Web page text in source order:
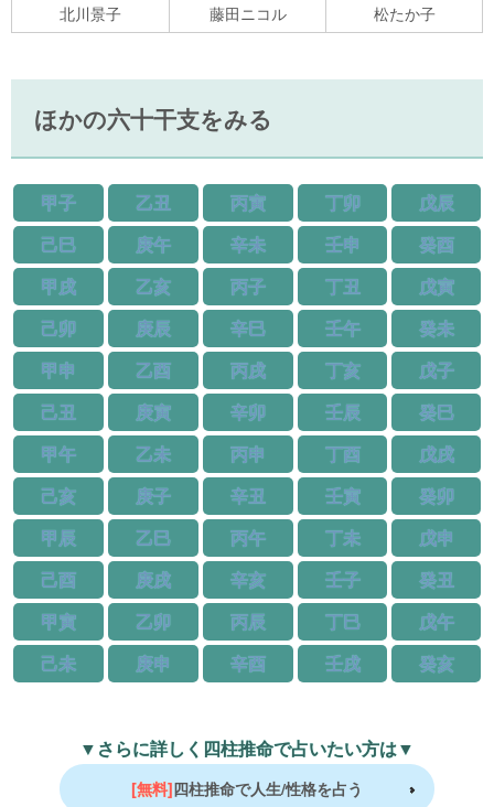
北川景子 藤田ニコル 松たか子
ほかの六十干支をみる
甲子 乙丑 丙寅 丁卯
戊辰
己巳
庚午 辛未 壬申
癸酉
甲戌
乙亥 丙子 丁丑
戊寅
己卯
庚辰 辛巳 壬午
癸未
甲申
乙酉 丙戌 丁亥
戊子
己丑
庚寅 辛卯 壬辰
癸巳
甲午
乙未 丙申 丁酉
戊戌
己亥
庚子 辛丑 壬寅
癸卯
甲辰
乙巳 丙午 丁未
戊申
己酉
庚戌 辛亥 壬子
癸丑
甲寅
乙卯 丙辰 丁巳
戊午
己未
庚申 辛酉 壬戌 癸亥
▼さらに詳しく四柱推命で占いたい方は▼
[無料]四柱推命で人生/性格を占う